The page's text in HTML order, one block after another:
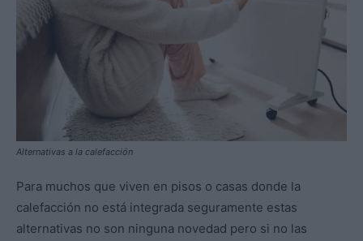
Alternativas a la calefacción
Para muchos que viven en pisos o casas donde la
calefacción no está integrada seguramente estas
alternativas no son ninguna novedad pero si no las